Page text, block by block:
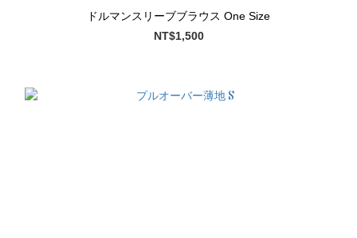
ドルマンスリーブブラウス One Size
NT$1,500